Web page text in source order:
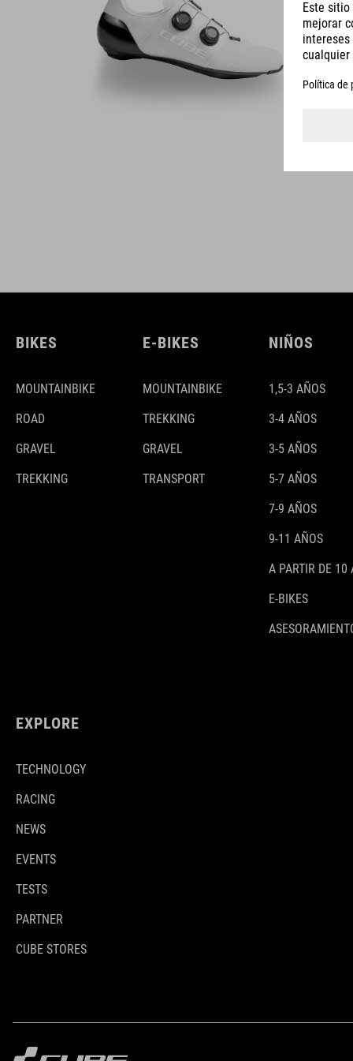
BIKES
MOUNTAINBIKE
ROAD
GRAVEL
TREKKING
E-BIKES
MOUNTAINBIKE
TREKKING
GRAVEL
TRANSPORT
NIÑOS
1,5-3 AÑOS
3-4 AÑOS
3-5 AÑOS
5-7 AÑOS
7-9 AÑOS
9-11 AÑOS
A PARTIR DE 10
E-BIKES
EXPLORE
TECHNOLOGY
RACING
NEWS
EVENTS
TESTS
PARTNER
CUBE STORES